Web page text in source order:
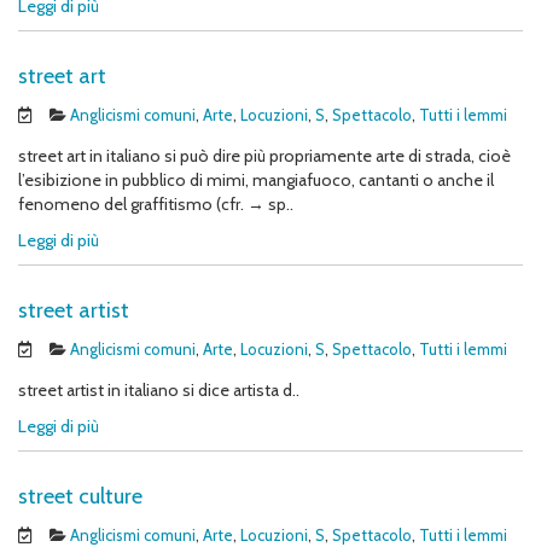
Leggi di più
street art
Anglicismi comuni, Arte, Locuzioni, S, Spettacolo, Tutti i lemmi
street art in italiano si può dire più propriamente arte di strada, cioè
l’esibizione in pubblico di mimi, mangiafuoco, cantanti o anche il
fenomeno del graffitismo (cfr. → sp..
Leggi di più
street artist
Anglicismi comuni, Arte, Locuzioni, S, Spettacolo, Tutti i lemmi
street artist in italiano si dice artista d..
Leggi di più
street culture
Anglicismi comuni, Arte, Locuzioni, S, Spettacolo, Tutti i lemmi